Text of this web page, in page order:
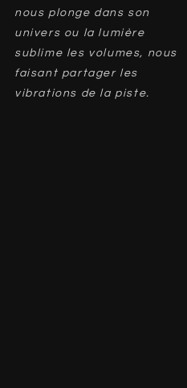
nous plonge dans son
univers ou la lumière
sublime les volumes, nous
faisant partager les
vibrations de la piste.